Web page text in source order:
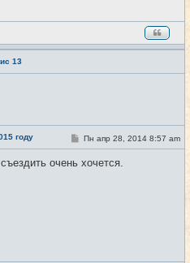
13
году #3
С
о
б
Пн апр 28, 2014 8:57 am
очень хочется.